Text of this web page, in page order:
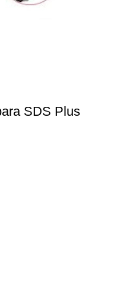
SDS Plus